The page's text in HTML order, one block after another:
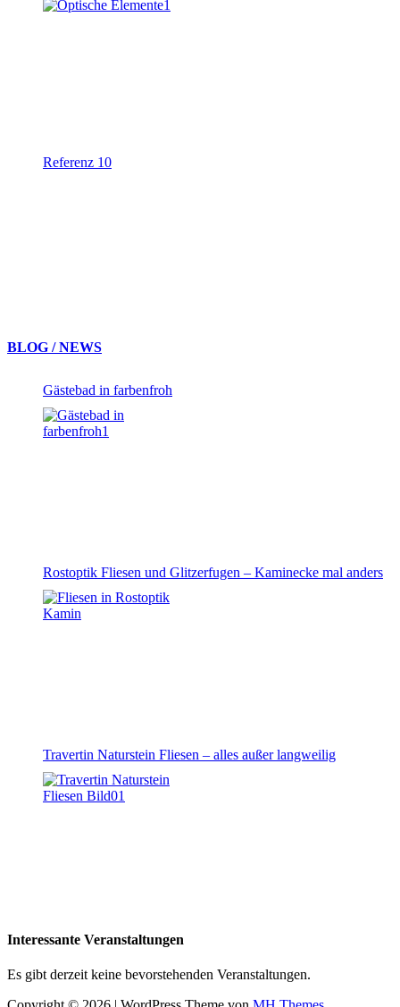
Referenz 10
BLOG / NEWS
Gästebad in farbenfroh
Rostoptik Fliesen und Glitzerfugen – Kaminecke mal anders
Travertin Naturstein Fliesen – alles außer langweilig
Interessante Veranstaltungen
Es gibt derzeit keine bevorstehenden Veranstaltungen.